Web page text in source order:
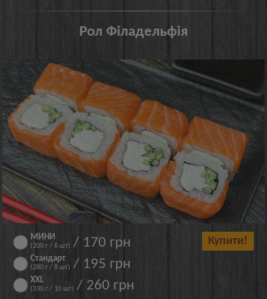
Рол Філадельфія
МИНИ
(200 г / 6 шт) / 170 грн
Стандарт
(280 г / 8 шт) / 195 грн
XXL
(330 г / 10 шт) / 260 грн
Купити!